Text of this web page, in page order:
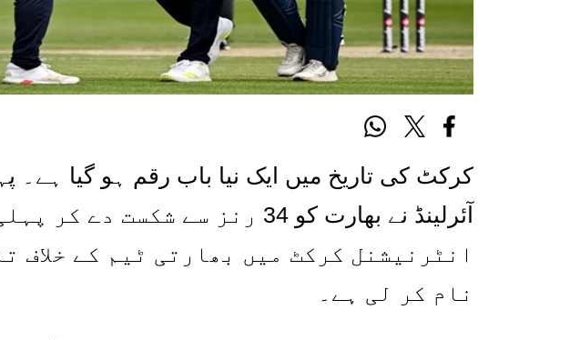
کرکٹ کی تاریخ میں ایک نیا باب رقم ہو گیا ہے۔
آئرلینڈ نے بھارت کو 34 رنز سے شکست دے کر
انٹرنیشنل کرکٹ میں بھارتی ٹیم کے خلاف
نام کر لی ہے۔